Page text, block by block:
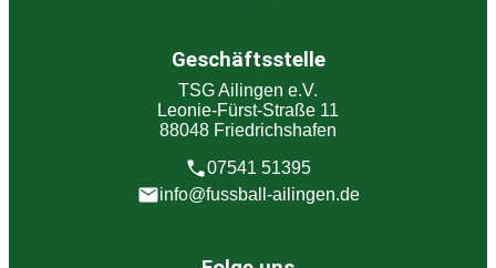
Geschäftsstelle
TSG Ailingen e.V.
Leonie-Fürst-Straße 11
88048 Friedrichshafen
07541 51395
info@fussball-ailingen.de